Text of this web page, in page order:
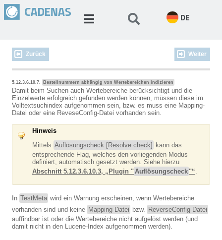
DE
Zurück Weiter
5.12.3.6.10.7. Bestellnummern abhängig von Wertebereichen indizieren
Damit beim Suchen auch Wertebereiche berücksichtigt und die
Einzelwerte erfolgreich gefunden werden können, müssen diese im
Volltextsuchindex aufgenommen sein, bzw. es muss eine Mapping-
Datei oder eine ReveseConfig-Datei vorhanden sein.
Hinweis
Mittels Auflösungscheck [Resolve check]
kann das
entsprechende Flag, welches den vorliegenden Modus
definiert, automatisch gesetzt werden. Siehe hierzu
Abschnitt 5.12.3.6.10.3, „Plugin "Auflösungscheck "“.
In TestMeta wird ein Warnung erscheinen, wenn Wertebereiche
vorhanden sind und keine Mapping-Datei bzw. ReverseConfig-Datei
auffindbar ist oder die Wertebereiche nicht aufgelöst werden (und
damit nicht in den Lucene-Index aufgenommen werden).